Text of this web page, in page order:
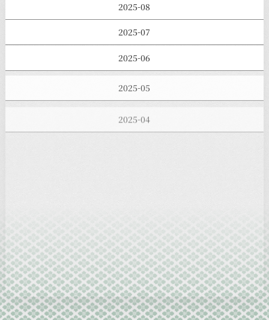
2025-08
2025-07
2025-06
2025-05
2025-03
2024-10
2024-09